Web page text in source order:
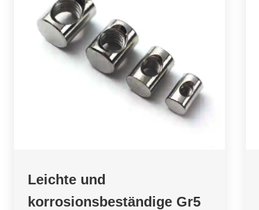
Leichte und
korrosionsbeständige Gr5